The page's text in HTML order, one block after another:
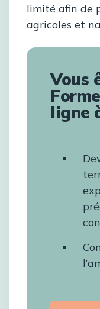
limité afin de
agricoles et
Vous
ligne